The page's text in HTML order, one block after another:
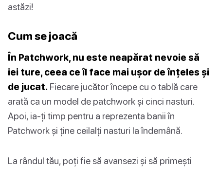
astăzi!
Cum se joacă
În Patchwork, nu este neapărat nevoie să
iei ture, ceea ce îl face mai ușor de înțeles și
de jucat. Fiecare jucător începe cu o tablă care
arată ca un model de patchwork și cinci nasturi.
Apoi, ia-ți timp pentru a reprezenta banii în
Patchwork și ține ceilalți nasturi la îndemână.
La rândul tău, poți fie să avansezi și să primești